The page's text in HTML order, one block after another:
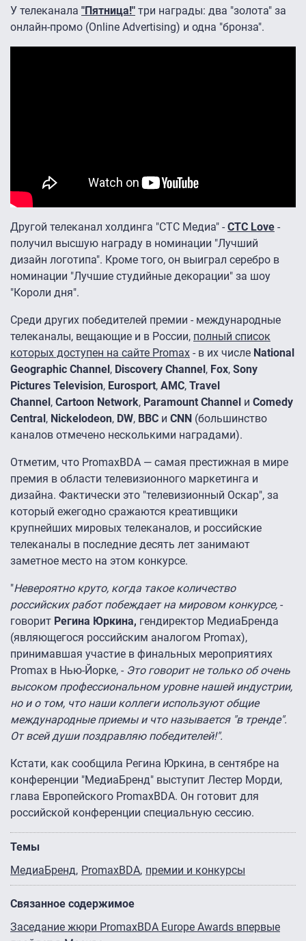
У телеканала "Пятница!" три награды: два "золота" за
онлайн-промо (Online Advertising) и одна "бронза".
Другой телеканал холдинга "СТС Медиа" - CTC Love -
получил высшую награду в номинации "Лучший
дизайн логотипа". Кроме того, он выиграл cеребро в
номинации "Лучшие студийные декорации" за шоу
"Короли дня".
Среди других победителей премии - международные
телеканалы, вещающие и в России, полный список
которых доступен на сайте Promax - в их числе National
Geographic Channel, Discovery Channel, Fox, Sony
Pictures Television, Eurosport, AMC, Travel
Channel, Cartoon Network, Paramount Channel и Comedy
Central, Nickelodeon, DW, BBC и CNN (большинство
каналов отмечено несколькими наградами).
Отметим, что PromaxBDA — самая престижная в мире
премия в области телевизионного маркетинга и
дизайна. Фактически это "телевизионный Оскар", за
который ежегодно сражаются креативщики
крупнейших мировых телеканалов, и российские
телеканалы в последние десять лет занимают
заметное место на этом конкурсе.
"Невероятно круто, когда такое количество
российских работ побеждает на мировом конкурсе, -
говорит Регина Юркина, гендиректор МедиаБренда
(являющегося российским аналогом Promax),
принимавшая участие в финальных мероприятиях
Promax в Нью-Йорке, - Это говорит не только об очень
высоком профессиональном уровне нашей индустрии,
но и о том, что наши коллеги используют общие
международные приемы и что называется "в тренде".
От всей души поздравляю победителей!".
Кстати, как сообщила Регина Юркина, в сентябре на
конференции "МедиаБренд" выступит Лестер Морди,
глава Европейского PromaхBDA. Он готовит для
российской конференции специальную сессию.
Темы
МедиаБренд PromaxBDA премии и конкурсы
Связанное содержимое
Заседание жюри PromaxBDA Europe Awards впервые